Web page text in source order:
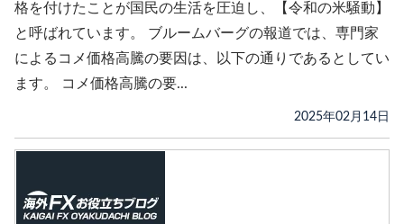
格を付けたことが国民の生活を圧迫し、【令和の米騒動】
と呼ばれています。 ブルームバーグの報道では、専門家
によるコメ価格高騰の要因は、以下の通りであるとしてい
ます。 コメ価格高騰の要...
2025年02月14日